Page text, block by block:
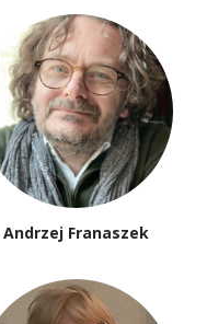
Andrzej Franaszek